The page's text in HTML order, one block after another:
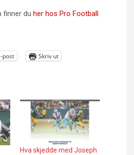
finner du her hos Pro Football
post Skriv ut
Hva skjedde med Joseph